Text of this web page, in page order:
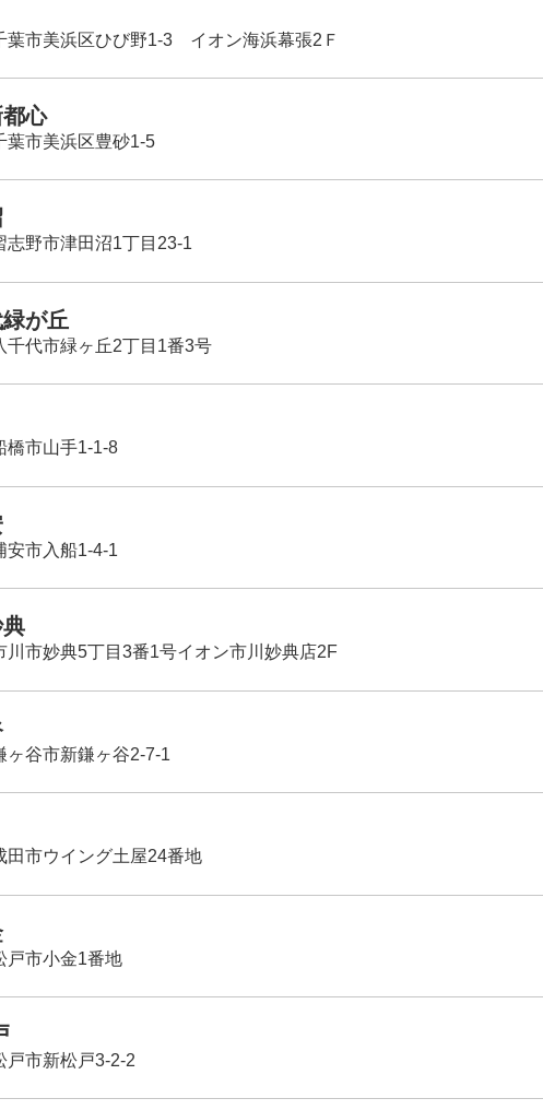
市美浜区ひび野1-3 イオン海浜幕張2Ｆ
心
市美浜区豊砂1-5
野市津田沼1丁目23-1
が丘
代市緑ヶ丘2丁目1番3号
市山手1-1-8
市入船1-4-1
市妙典5丁目3番1号イオン市川妙典店2F
谷市新鎌ヶ谷2-7-1
市ウイング土屋24番地
市小金1番地
市新松戸3-2-2